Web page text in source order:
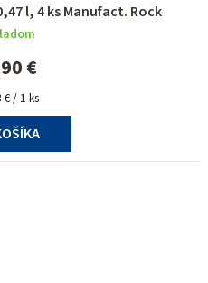
l, 4 ks Manufact. Rock
hodnotenie
produktu
je
5,0
z
5
hviezdičiek.
€
€ / 1 ks